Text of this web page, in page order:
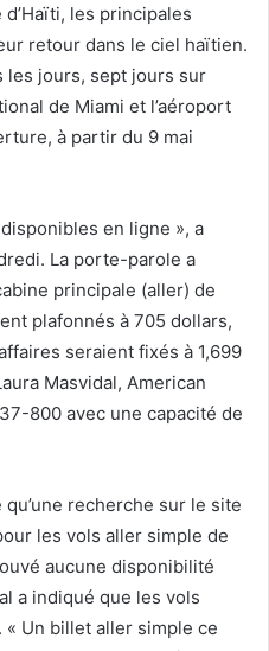
les principales
retour dans le ciel haïtien.
les jours, sept jours sur
de Miami et l’aéroport
à partir du 9 mai
en ligne », a
La porte-parole a
principale (aller) de
plafonnés à 705 dollars,
seraient fixés à 1,699
Masvidal, American
800 avec une capacité de
recherche sur le site
les vols aller simple de
aucune disponibilité
a indiqué que les vols
Un billet aller simple ce